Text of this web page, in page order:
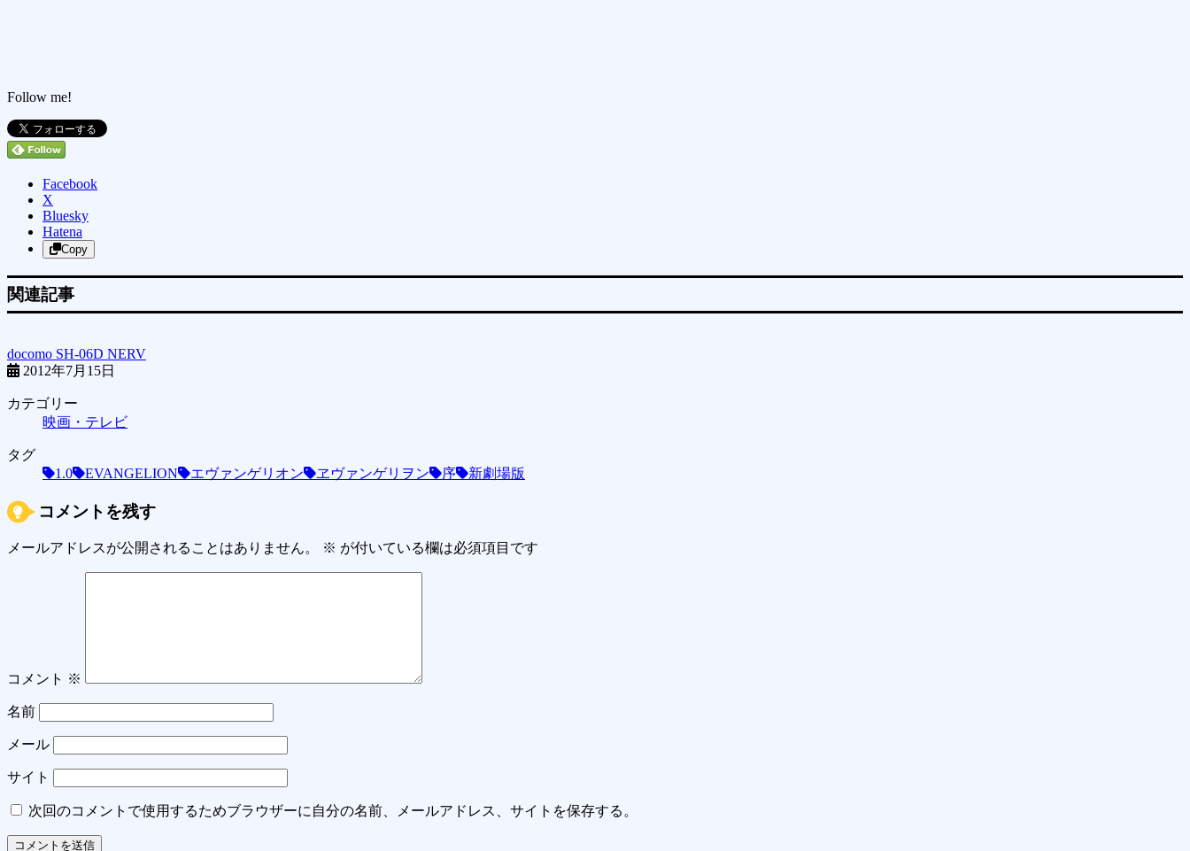
Follow me!
Facebook
X
Bluesky
Hatena
Copy
関連記事
docomo SH-06D NERV
2012年7月15日
カテゴリー
映画・テレビ
タグ
1.0
EVANGELION エヴァンゲリオン ヱヴァンゲリヲン 序 新劇場版
コメントを残す
メールアドレスが公開されることはありません。 ※ が付いている欄は必須項目です
コメント ※
名前
メール
サイト
次回のコメントで使用するためブラウザーに自分の名前、メールアドレス、サイトを保存する。